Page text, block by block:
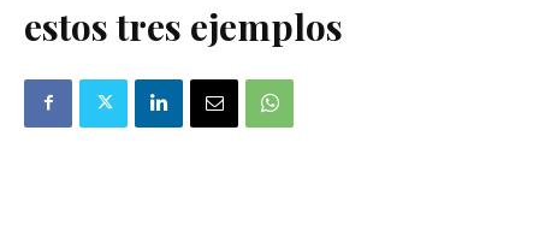
estos tres ejemplos